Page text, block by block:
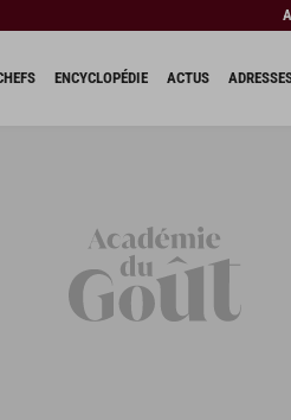
ENCYCLOPÉDIE ACTUS